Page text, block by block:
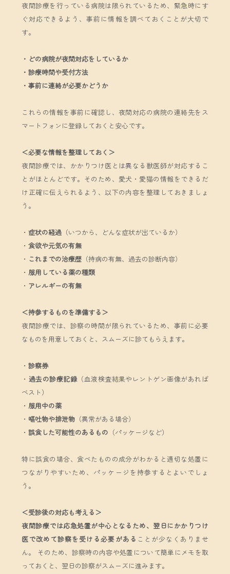
夜間診療を行っている病院は限られているため、緊急時にす
ぐ対応できるよう、事前に情報を調べておくことが大切で
す。
・ どの病院が夜間対応をしているか
・診療時間や受付方法
・事前に連絡が必要かどうか
これらの情報を事前に確認し、夜間対応の病院の連絡先をス
マートフォンに登録しておくと安心です。
＜必要な情報を整理しておく＞
夜間診療では、かかりつけ医とは異なる獣医師が対応するこ
とがほとんどです。そのため、愛犬・愛猫の情報をできるだ
け正確に伝えられるよう、以下の内容を整理しておきましょ
う。
・症状の経過 （いつから、どんな症状が出ているか）
・食欲や元気の有無
・ これまでの治療歴 （持病の有無、過去の診断内容）
・服用している薬の種類
・ アレルギーの有無
＜持参するものを準備する＞
夜間診療では、診察の時間が限られているため、事前に必要
なものを用意しておくと、スムーズに診てもらえます。
・診察券
・ 過去の診療記録（血液検査結果やレントゲン画像があれば
ベスト）
・服用中の薬
・ 嘔吐物や排泄物 （異常がある場合）
・誤食した可能性のあるもの （パッケージなど）
特に誤食の場合、食べたものの成分がわかると適切な処置に
つながりやすいため、パッケージを持参するとよいでしょ
う。
＜受診後の対応も考える＞
夜間診療では応急処置が中心となるため、翌日にかかりつけ
医で改めて診察を受ける必要がある ことが少なくありませ
ん。 そのため、診察時の内容や処置について簡単にメモを取
っておくと、翌日の診察がスムーズに進みます。